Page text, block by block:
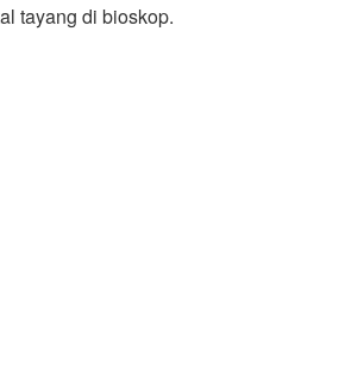
tayang di bioskop.